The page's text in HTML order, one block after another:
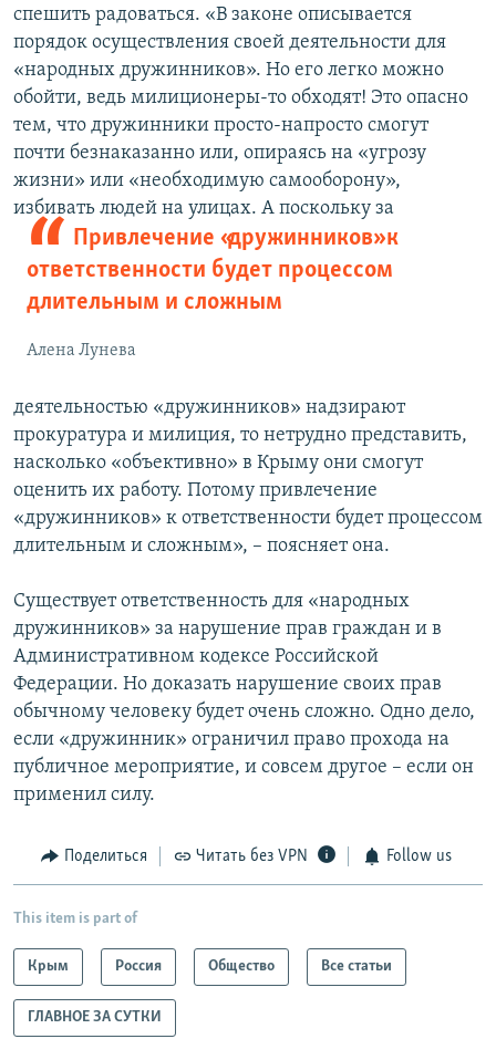
спешить радоваться. «В законе описывается
порядок осуществления своей деятельности для
«народных дружинников». Но его легко можно
обойти, ведь милиционеры-то обходят! Это опасно
тем, что дружинники просто-напросто смогут
почти безнаказанно или, опираясь на «угрозу
жизни» или «необходимую самооборону»,
избивать людей
Привлечение «дружинников» к
ответственности будет процессом
длительным и сложным
Алена Лунева
на улицах. А поскольку за
деятельностью «дружинников» надзирают
прокуратура и милиция, то нетрудно представить,
насколько «объективно» в Крыму они смогут
оценить их работу. Потому привлечение
«дружинников» к ответственности будет процессом
длительным и сложным», – поясняет она.
Существует ответственность для «народных
дружинников» за нарушение прав граждан и в
Административном кодексе Российской
Федерации. Но доказать нарушение своих прав
обычному человеку будет очень сложно. Одно дело,
если «дружинник» ограничил право прохода на
публичное мероприятие, и совсем другое – если он
применил силу.
Поделиться Читать без VPN Follow us
This item is part of
Крым Россия Общество Все статьи
ГЛАВНОЕ ЗА СУТКИ